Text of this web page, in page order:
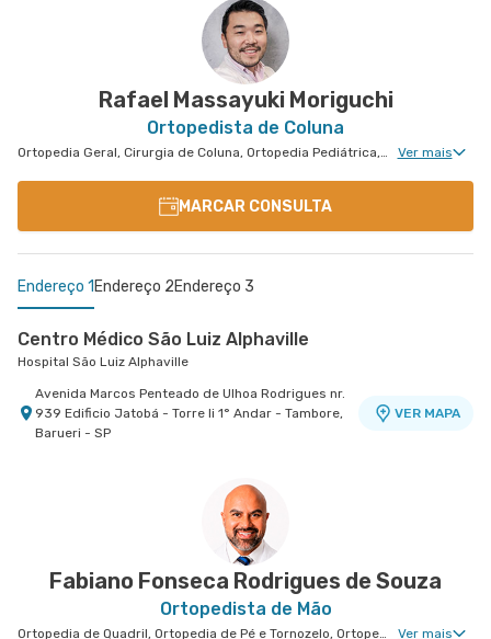
Rafael Massayuki Moriguchi
Ortopedista de Coluna
Ortopedia Geral, Cirurgia de Coluna, Ortopedia Pediátrica, Cirurgia Pediátrica de Coluna Ver mais
MARCAR CONSULTA
Endereço 1 Endereço 2Endereço 3
Centro Médico São Luiz Alphaville
Hospital São Luiz Alphaville
Avenida Marcos Penteado de Ulhoa Rodrigues nr.
939 Edificio Jatobá - Torre Ii 1° Andar - Tambore,
Barueri - SP
VER MAPA
Rua Engenheiro Oscar Americano nr. 1010 -
Rua Doutor Alceu de Campos Rodrigues nr. 229
Conj. 807 8º Andar - Vila Nova Conceicao, Sao
Fabiano Fonseca Rodrigues de Souza
Ortopedista de Mão
Ortopedia de Quadril, Ortopedia de Pé e Tornozelo, Ortopedia de Ombro, Ortopedia de Joelho, Ortopedia de Coluna, Ortopedia Geral, Cirurgia de Coluna, Ortopedia Tratamento de Mieloma Múltiplo, Ortopedia de Punho, Ortopedia de Cotovelo, Ortopedia Pediátrica Ver mais